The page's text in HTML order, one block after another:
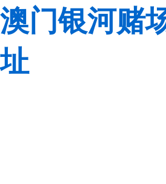
澳门银河赌
址